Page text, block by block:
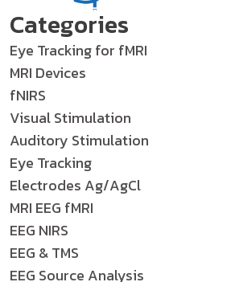
Categories
Eye Tracking for fMRI
MRI Devices
fNIRS
Visual Stimulation
Auditory Stimulation
Eye Tracking
Electrodes Ag/AgCl
MRI EEG fMRI
EEG NIRS
EEG & TMS
EEG Source Analysis